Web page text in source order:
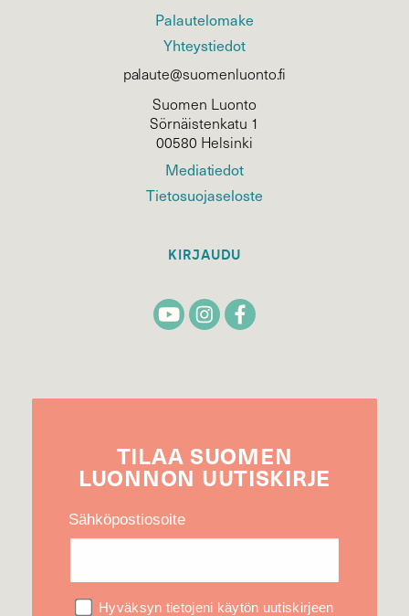
Palautelomake
Yhteystiedot
palaute@suomenluonto.fi
Suomen Luonto
Sörnäistenkatu 1
00580 Helsinki
Mediatiedot
Tietosuojaseloste
KIRJAUDU
TILAA SUOMEN
LUONNON UUTIS­KIRJE
Sähköpostiosoite
Hyväksyn tietojeni käytön uutiskirjeen